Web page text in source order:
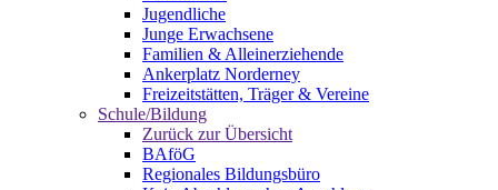
Jugendliche
Junge Erwachsene
Familien & Alleinerziehende
Ankerplatz Norderney
Freizeitstätten, Träger & Vereine
Schule/Bildung
Zurück zur Übersicht
BAföG
Regionales Bildungsbüro